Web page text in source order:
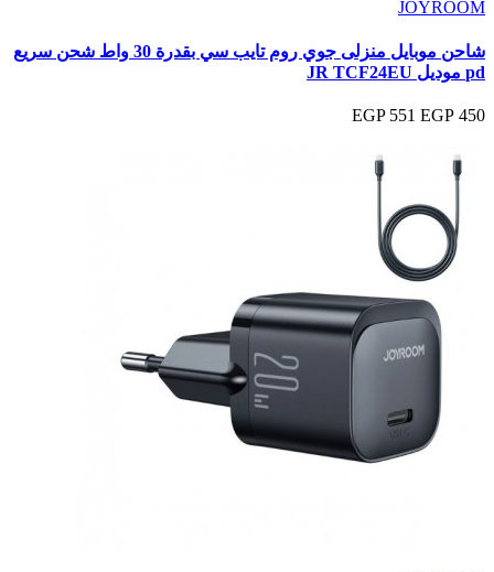
JOYROOM
شاحن موبايل منزلى جوي روم تايب سي بقدرة 30 واط شحن سريع
pd موديل JR TCF24EU
450 EGP
551 EGP